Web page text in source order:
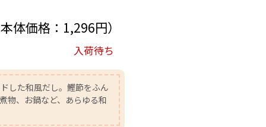
体価格：1,296円）
入荷待ち
した和風だし。鰹節をふん
物、お鍋など、あらゆる和